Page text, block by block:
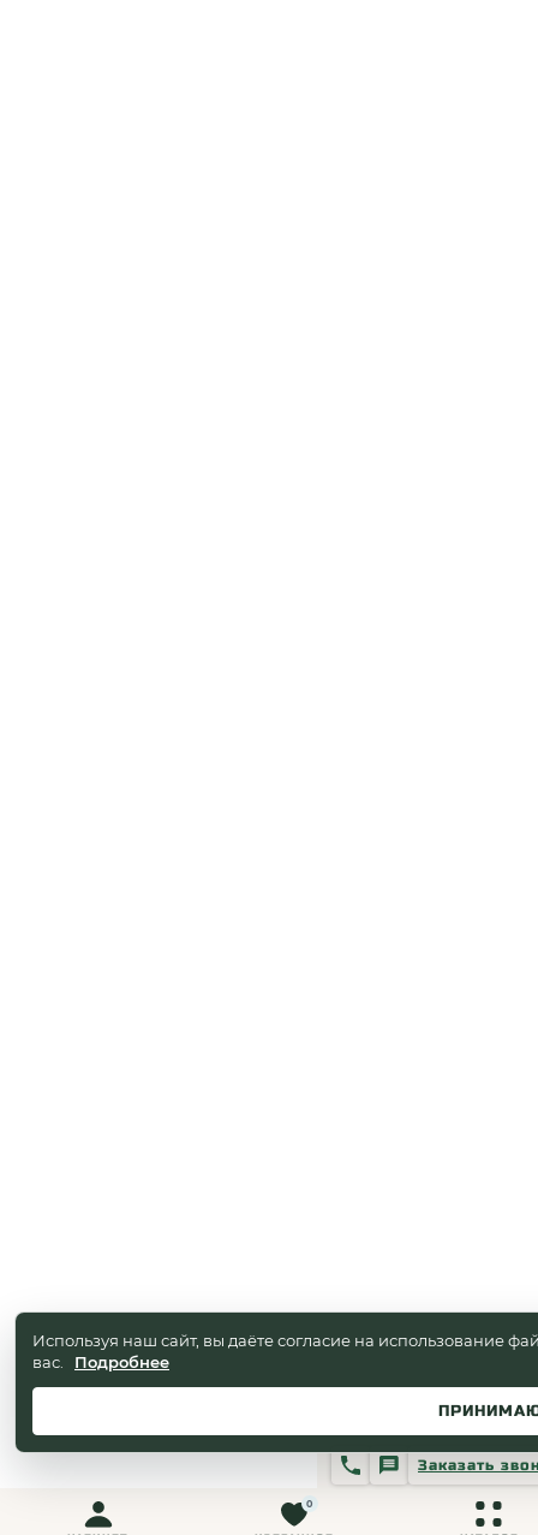
Заказать
Используя наш сайт, вы даёте согласие на использование
вас.
Подробнее